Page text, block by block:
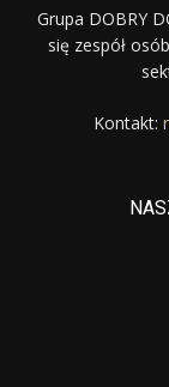
Grupa DOBRY
się zespół
Kontakt: